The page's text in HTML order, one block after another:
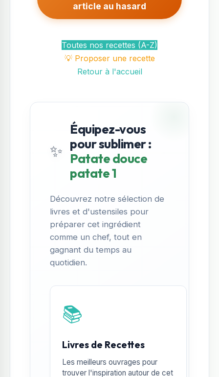
article au hasard
Toutes nos recettes (A-Z)
💡 Proposer une recette
Retour à l'accueil
✨
Équipez-vous
pour sublimer :
Patate douce
patate 1
Découvrez notre sélection de
livres et d'ustensiles pour
préparer cet ingrédient
comme un chef, tout en
gagnant du temps au
quotidien.
📚
Livres de Recettes
Les meilleurs ouvrages pour
trouver l'inspiration autour de cet